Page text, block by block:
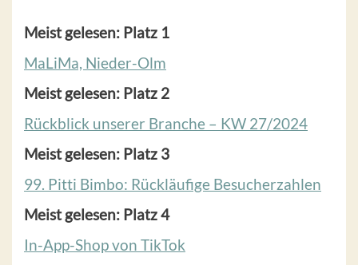
Meist gelesen: Platz 1
MaLiMa, Nieder-Olm
Meist gelesen: Platz 2
Rückblick unserer Branche – KW 27/2024
Meist gelesen: Platz 3
99. Pitti Bimbo: Rückläufige Besucherzahlen
Meist gelesen: Platz 4
In-App-Shop von TikTok